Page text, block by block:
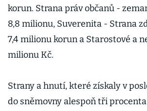
korun. Strana práv občanů -
8,8 milionu, Suverenita - Strana
7,4 milionu korun a Starostové a
milionu Kč.
Strany a hnutí, které získaly v
do sněmovny alespoň tři